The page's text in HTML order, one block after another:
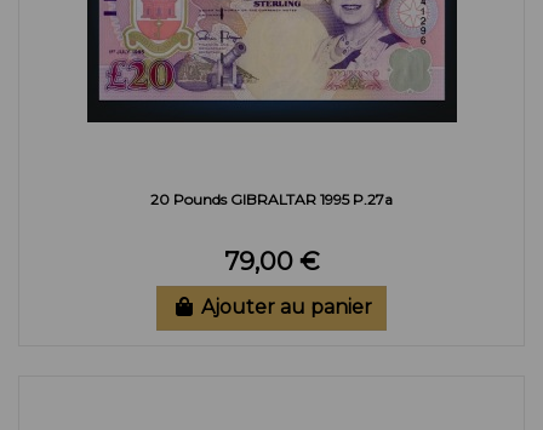
20 Pounds GIBRALTAR 1995 P.27a
79,00 €
Ajouter au panier